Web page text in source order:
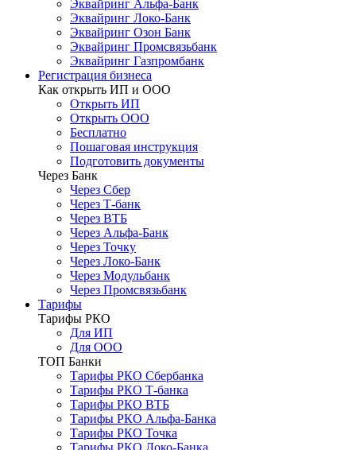
Эквайринг Альфа-Банк
Эквайринг Локо-Банк
Эквайринг Озон Банк
Эквайринг Промсвязьбанк
Эквайринг Газпромбанк
Регистрация бизнеса
Как открыть ИП и ООО
Открыть ИП
Открыть ООО
Бесплатно
Пошаговая инструкция
Подготовить документы
Через Банк
Через Сбер
Через Т-банк
Через ВТБ
Через Альфа-Банк
Через Точку
Через Локо-Банк
Через Модульбанк
Через Промсвязьбанк
Тарифы
Тарифы РКО
Для ИП
Для ООО
ТОП Банки
Тарифы РКО Сбербанка
Тарифы РКО Т-банка
Тарифы РКО ВТБ
Тарифы РКО Альфа-Банка
Тарифы РКО Точка
Тарифы РКО Локо-Банка